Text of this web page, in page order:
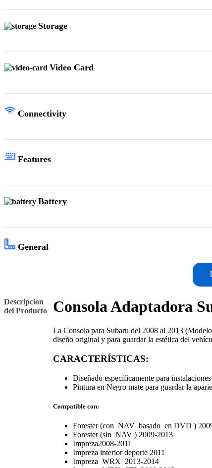
Storage
Video Card
Connectivity
Features
Battery
General
Descripcion
del Producto
Consola Adaptadora
La Consola para Subaru del 2008 al 2013
diseño original y para guardar la estética del
CARACTERÍSTICAS:
Diseñado específicamente para
Pintura en Negro mate para guardar la
Compatible con:
Forester (conNAV basado enDVD )
Forester (sinNAV ) 2009-2013
Impreza2008-2011
Impreza interior deporte 2011
ImprezaWRX 2013-2014